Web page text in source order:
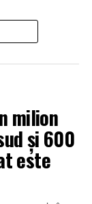
milion
și 600
este